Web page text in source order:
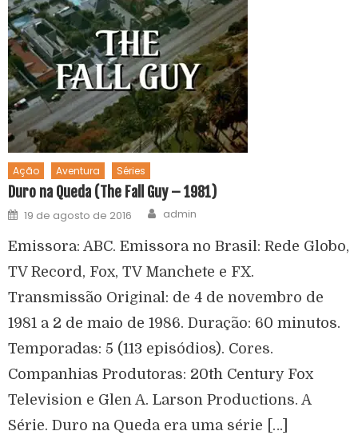
Ação Aventura Séries
Duro na Queda (The Fall Guy – 1981)
19 de agosto de 2016 admin
Emissora: ABC. Emissora no Brasil: Rede Globo,
TV Record, Fox, TV Manchete e FX.
Transmissão Original: de 4 de novembro de
1981 a 2 de maio de 1986. Duração: 60 minutos.
Temporadas: 5 (113 episódios). Cores.
Companhias Produtoras: 20th Century Fox
Television e Glen A. Larson Productions. A
Série. Duro na Queda era uma série […]